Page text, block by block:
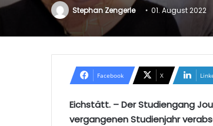
Stephan Zengerle 01. August 2022
Facebook X
Eichstätt. – Der Studiengang
vergangenen Studienjahr